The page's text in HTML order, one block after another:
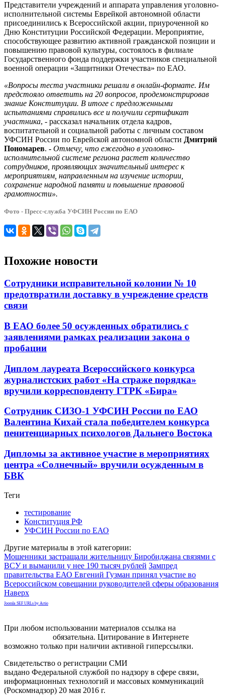
Представители учреждений и аппарата управления уголовно-
исполнительной системы Еврейкой автономной области
присоединились к Всероссийской акции, приуроченной ко
Дню Конституции Российской Федерации. Мероприятие,
способствующее развитию активной гражданской позиции и
повышению правовой культуры, состоялось в филиале
Государственного фонда поддержки участников специальной
военной операции «Защитники Отечества» по ЕАО.
«Вопросы теста участники решали в онлайн-формате. Им
предстояло ответить на 20 вопросов, продемонстрировав
знание Конституции. В итоге с предложенными
испытаниями справились все и получили сертификат
участника, - рассказал начальник отдела кадров,
воспитательной и социальной работы с личным составом
УФСИН России по Еврейской автономной области Дмитрий
Пономарев. - Отмечу, что ежегодно в уголовно-
исполнительной системе региона растет количество
сотрудников, проявляющих значительный интерес к
мероприятиям, направленным на изучение истории,
сохранение народной памяти и повышение правовой
грамотности».
Фото - Пресс-служба УФСИН России по ЕАО
Похожие новости
Сотрудники исправительной колонии № 10
предотвратили доставку в учреждение средств
связи
В ЕАО более 50 осужденных обратились с
заявлениями рамках реализации закона о
пробации
Диплом лауреата Всероссийского конкурса
журналистских работ «На страже порядка»
вручили корреспонденту ГТРК «Бира»
Сотрудник СИЗО-1 УФСИН России по ЕАО
Валентина Кихай стала победителем конкурса
пенитенциарных психологов Дальнего Востока
Дипломы за активное участие в мероприятиях
центра «Солнечный» вручили осужденным в
БВК
Теги
тестирование
Конституция РФ
УФСИН России по ЕАО
Другие материалы в этой категории:
Мошенники застращали жительницу Биробиджана связями с
ВСУ и выманили у нее 190 тысяч рублей Зампред
правительства ЕАО Евгений Гузман принял участие во
Всероссийском совещании руководителей сферы образования
Наверх
Joomla SEF URLs by Artio
При любом использовании материалов ссылка на
обязательна. Цитирование в Интернете
возможно только при наличии активной гиперссылки.
Свидетельство о регистрации СМИ
выдано Федеральной службой по надзору в сфере связи,
информационных технологий и массовых коммуникаций
(Роскомнадзор) 20 мая 2016 г.